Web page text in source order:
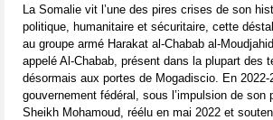
La Somalie vit l’une des pires crises de son
politique, humanitaire et sécuritaire, cette
au groupe armé Harakat al-Chabab al-
appelé Al-Chabab, présent dans la plupart des
désormais aux portes de Mogadiscio. En 2022-
gouvernement fédéral, sous l’impulsion de son
Sheikh Mohamoud, réélu en mai 2022 et